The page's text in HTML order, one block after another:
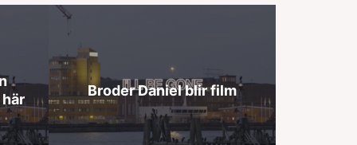
Broder Daniel blir film